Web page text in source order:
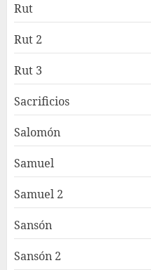
Rut
Rut 2
Rut 3
Sacrificios
Salomón
Samuel
Samuel 2
Sansón
Sansón 2